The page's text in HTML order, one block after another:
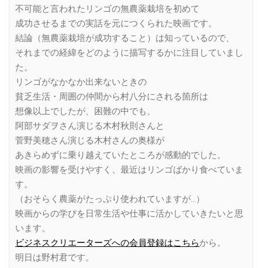
不可能と言われたリンゴの無農薬栽培を初めて
成功させるまでの実話を元につくられた映画です。
結論（無農薬栽培が成功すること）は知っているので、
それまでの経緯をどのように描写するかに注目していまし
た。
リンゴがなかなか出来ないときの
貧乏生活・周囲の仲間から村八分にされる箇所は
想像以上でしたが、困難の中でも、
阿部サダヲさん演じる木村秋則さんと
菅野美穂さん演じる木村さんの奥様が
あきらめずに乗り越えていたところが感動的でした。
映画の影響を受けやすく、最近はリンゴばかり食べていま
す。
（おそらく農薬がたっぷり使われていますが…）
映画からの学びを日常生活や仕事に活かしていきたいと思
います。
ビジネスクリエーターズへの会員登録はこちらから。
明日は野村君です。